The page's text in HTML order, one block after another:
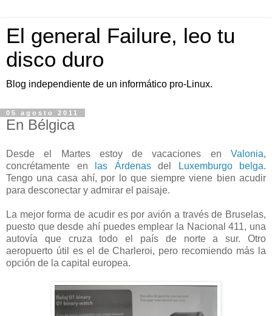
El general Failure, leo tu
disco duro
Blog independiente de un informático pro-Linux.
05 agosto 2011
En Bélgica
Desde el Martes estoy de vacaciones en Valonia,
concrétamente en
las Árdenasdel Luxemburgo belga.
Tengo una casa ahí, por lo que siempre viene bien acudir
para desconectar y admirar el paisaje.
La mejor forma de acudir es por avión a través de Bruselas,
puesto que desde ahí puedes emplear la Nacional 411, una
autovía que cruza todo el país de norte a sur. Otro
aeropuerto útil es el de Charleroi, pero recomiendo más la
opción de la capital europea.